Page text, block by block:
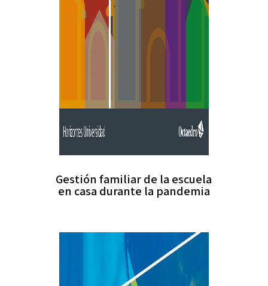
Gestión familiar de la escuela
en casa durante la pandemia